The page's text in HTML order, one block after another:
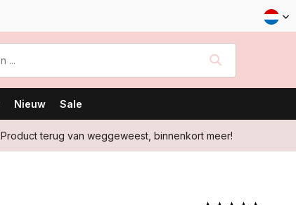
Nieuw Sale
Product terug van weggeweest, binnenkort meer!